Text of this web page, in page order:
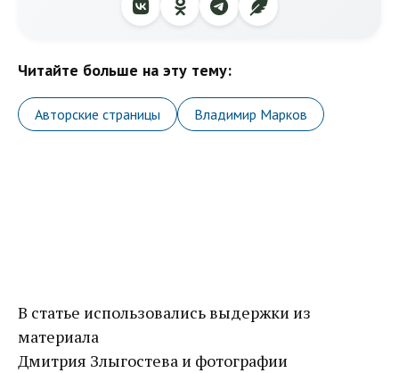
Читайте больше на эту тему:
Авторские страницы Владимир Марков
В статье использовались выдержки из
материала
Дмитрия Злыгостева и фотографии